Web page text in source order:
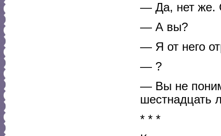
— Да, нет же.
— А вы?
— Я от него
— ?
— Вы не
шестнадцать
* * *